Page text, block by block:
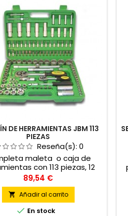
DE HERRAMIENTAS JBM 113
PIEZAS
Reseña(s):0
maleta o caja de
con 113 piezas, 12
Diversas llaves y
de excelente acero.
para las pequeñas
reparaciones caseras.
Precio
89,54 €
 Añadir al carrito
 En stock